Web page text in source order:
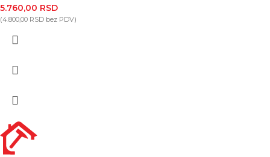
5.760,00 RSD
(4.800,00 RSD bez PDV)